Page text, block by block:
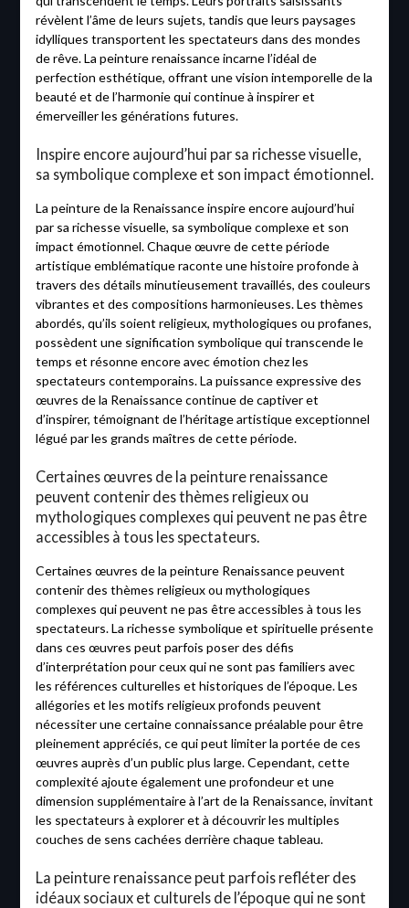
révèlent l’âme de leurs sujets, tandis que leurs paysages
idylliques transportent les spectateurs dans des mondes
de rêve. La peinture renaissance incarne l’idéal de
perfection esthétique, offrant une vision intemporelle de la
beauté et de l’harmonie qui continue à inspirer et
émerveiller les générations futures.
Inspire encore aujourd’hui par sa richesse visuelle,
sa symbolique complexe et son impact émotionnel.
La peinture de la Renaissance inspire encore aujourd’hui
par sa richesse visuelle, sa symbolique complexe et son
impact émotionnel. Chaque œuvre de cette période
artistique emblématique raconte une histoire profonde à
travers des détails minutieusement travaillés, des couleurs
vibrantes et des compositions harmonieuses. Les thèmes
abordés, qu’ils soient religieux, mythologiques ou profanes,
possèdent une signification symbolique qui transcende le
temps et résonne encore avec émotion chez les
spectateurs contemporains. La puissance expressive des
œuvres de la Renaissance continue de captiver et
d’inspirer, témoignant de l’héritage artistique exceptionnel
légué par les grands maîtres de cette période.
Certaines œuvres de la peinture renaissance
peuvent contenir des thèmes religieux ou
mythologiques complexes qui peuvent ne pas être
accessibles à tous les spectateurs.
Certaines œuvres de la peinture Renaissance peuvent
contenir des thèmes religieux ou mythologiques
complexes qui peuvent ne pas être accessibles à tous les
spectateurs. La richesse symbolique et spirituelle présente
dans ces œuvres peut parfois poser des défis
d’interprétation pour ceux qui ne sont pas familiers avec
les références culturelles et historiques de l’époque. Les
allégories et les motifs religieux profonds peuvent
nécessiter une certaine connaissance préalable pour être
pleinement appréciés, ce qui peut limiter la portée de ces
œuvres auprès d’un public plus large. Cependant, cette
complexité ajoute également une profondeur et une
dimension supplémentaire à l’art de la Renaissance, invitant
les spectateurs à explorer et à découvrir les multiples
couches de sens cachées derrière chaque tableau.
La peinture renaissance peut parfois refléter des
idéaux sociaux et culturels de l’époque qui ne sont